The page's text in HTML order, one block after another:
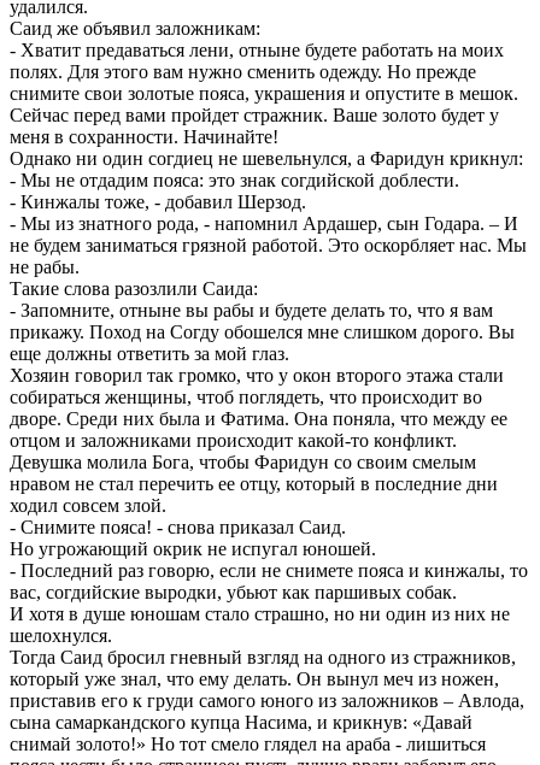
удалился.
Саид же объявил заложникам:
- Хватит предаваться лени, отныне будете работать на моих
полях. Для этого вам нужно сменить одежду. Но прежде
снимите свои золотые пояса, украшения и опустите в мешок.
Сейчас перед вами пройдет стражник. Ваше золото будет у
меня в сохранности. Начинайте!
Однако ни один согдиец не шевельнулся, а Фаридун крикнул:
- Мы не отдадим пояса: это знак согдийской доблести.
- Кинжалы тоже, - добавил Шерзод.
- Мы из знатного рода, - напомнил Ардашер, сын Годара. – И
не будем заниматься грязной работой. Это оскорбляет нас. Мы
не рабы.
Такие слова разозлили Саида:
- Запомните, отныне вы рабы и будете делать то, что я вам
прикажу. Поход на Согду обошелся мне слишком дорого. Вы
еще должны ответить за мой глаз.
Хозяин говорил так громко, что у окон второго этажа стали
собираться женщины, чтоб поглядеть, что происходит во
дворе. Среди них была и Фатима. Она поняла, что между ее
отцом и заложниками происходит какой-то конфликт.
Девушка молила Бога, чтобы Фаридун со своим смелым
нравом не стал перечить ее отцу, который в последние дни
ходил совсем злой.
- Снимите пояса! - снова приказал Саид.
Но угрожающий окрик не испугал юношей.
- Последний раз говорю, если не снимете пояса и кинжалы, то
вас, согдийские выродки, убьют как паршивых собак.
И хотя в душе юношам стало страшно, но ни один из них не
шелохнулся.
Тогда Саид бросил гневный взгляд на одного из стражников,
который уже знал, что ему делать. Он вынул меч из ножен,
приставив его к груди самого юного из заложников – Авлода,
сына самаркандского купца Насима, и крикнув: «Давай
снимай золото!» Но тот смело глядел на араба - лишиться